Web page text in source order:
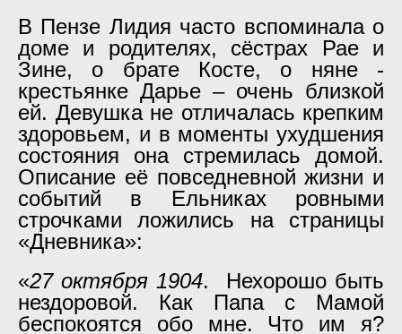
В Пензе Лидия часто вспоминала о
доме и родителях, сёстрах Рае и
Зине, о брате Косте, о няне -
крестьянке Дарье – очень близкой
ей. Девушка не отличалась крепким
здоровьем, и в моменты ухудшения
состояния она стремилась домой.
Описание её повседневной жизни и
событий в Ельниках ровными
строчками ложились на страницы
«Дневника»:
«27 октября 1904. Нехорошо быть
нездоровой. Как Папа с Мамой
беспокоятся обо мне. Что им я?